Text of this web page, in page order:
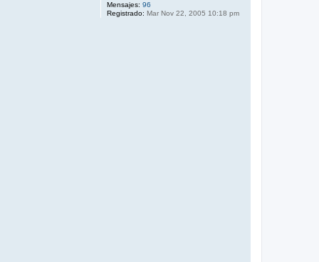
Mensajes: 96
Registrado: Mar Nov 22, 2005 10:18 pm